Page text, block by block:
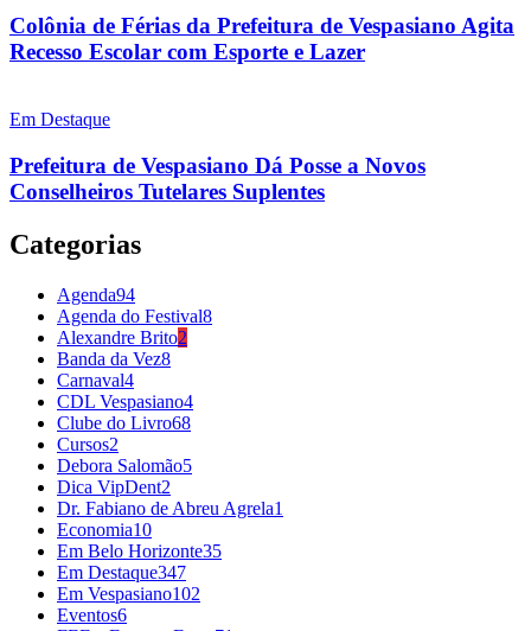
Colônia de Férias da Prefeitura de Vespasiano Agita
Recesso Escolar com Esporte e Lazer
Em Destaque
Prefeitura de Vespasiano Dá Posse a Novos
Conselheiros Tutelares Suplentes
Categorias
Agenda94
Agenda do Festival8
Alexandre Brito2
Banda da Vez8
Carnaval4
CDL Vespasiano4
Clube do Livro68
Cursos2
Debora Salomão5
Dica VipDent2
Dr. Fabiano de Abreu Agrela1
Economia10
Em Belo Horizonte35
Em Destaque347
Em Vespasiano102
Eventos6